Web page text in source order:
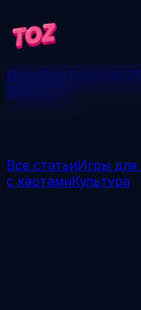
ИгрыБлогВыиграй
Загрузить
Все статьиИгры для
с картамиКультура